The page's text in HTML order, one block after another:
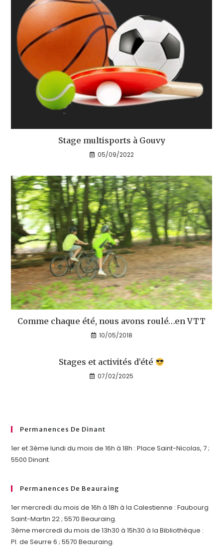
Stage multisports à Gouvy
05/09/2022
Comme chaque été, nous avons roulé…en VTT
10/05/2018
Stages et activités d’été
07/02/2025
Permanences De Dinant
1er et 3ème lundi du mois de 16h à 18h : Place Saint-Nicolas, 7 ;
5500 Dinant.
Permanences De Beauraing
1er mercredi du mois de 16h à 18h à la Calestienne : Faubourg
Saint-Martin 22 ; 5570 Beauraing.
3ème mercredi du mois de 13h30 à 15h30 à la Bibliothèque :
Pl. de Seurre 6 ; 5570 Beauraing.